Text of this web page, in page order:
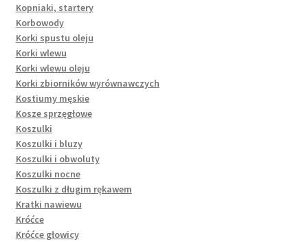
Kopniaki, startery
Korbowody
Korki spustu oleju
Korki wlewu
Korki wlewu oleju
Korki zbiorników wyrównawczych
Kostiumy męskie
Kosze sprzęgłowe
Koszulki
Koszulki i bluzy
Koszulki i obwoluty
Koszulki nocne
Koszulki z długim rękawem
Kratki nawiewu
Króćce
Króćce głowicy